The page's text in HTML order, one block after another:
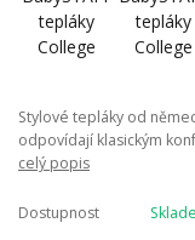
Stylové tepláky od
odpovídají klasickým
celý popis
Dostupnost